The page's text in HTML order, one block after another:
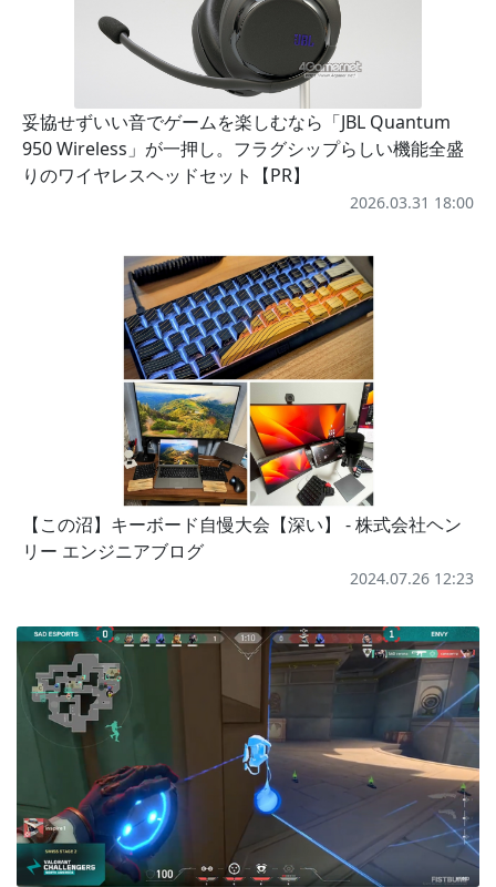
妥協せずいい音でゲームを楽しむなら「JBL Quantum
950 Wireless」が一押し。フラグシップらしい機能全盛
りのワイヤレスヘッドセット【PR】
2026.03.31 18:00
【この沼】キーボード自慢大会【深い】 - 株式会社ヘン
リー エンジニアブログ
2024.07.26 12:23